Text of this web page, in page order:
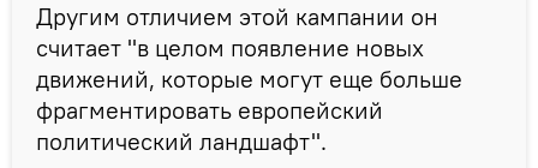
Другим отличием этой кампании он
считает "в целом появление новых
движений, которые могут еще больше
фрагментировать европейский
политический ландшафт".